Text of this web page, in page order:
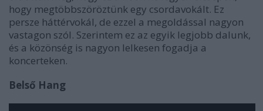
hogy megtöbbszöröztünk egy csordavokált. Ez
persze háttérvokál, de ezzel a megoldással nagyon
vastagon szól. Szerintem ez az egyik legjobb dalunk,
és a közönség is nagyon lelkesen fogadja a
koncerteken.
Belső Hang